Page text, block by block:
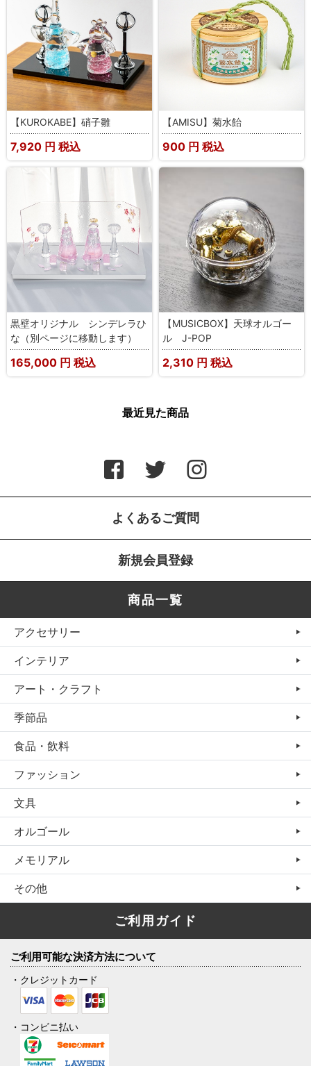
【KUROKABE】硝子雛
7,920 円 税込
【AMISU】菊水飴
900 円 税込
黒壁オリジナル シンデレラひ
な（別ページに移動します）
165,000 円 税込
【MUSICBOX】天球オルゴー
ル J-POP
2,310 円 税込
最近見た商品
よくあるご質問
新規会員登録
商品一覧
アクセサリー
インテリア
アート・クラフト
季節品
食品・飲料
ファッション
文具
オルゴール
メモリアル
その他
ご利用ガイド
ご利用可能な決済方法について
・クレジットカード
・コンビニ払い